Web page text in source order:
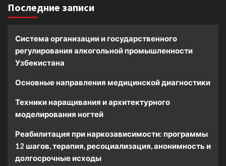
Последние записи
Система организации и государственного
регулирования алкогольной промышленности
Узбекистана
Основные направления медицинской диагностики
Техники наращивания и архитектурного
моделирования ногтей
Реабилитация при наркозависимости: программы
12 шагов, терапия, ресоциализация, анонимность и
долгосрочные исходы